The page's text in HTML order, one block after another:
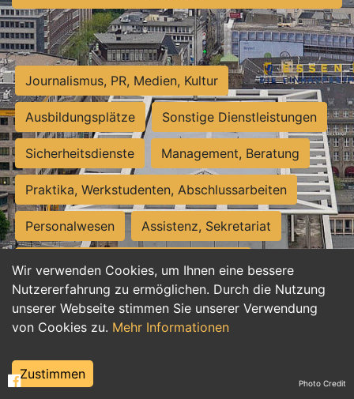
Wir verwenden Cookies, um Ihnen eine bessere
Nutzererfahrung zu ermöglichen. Durch die Nutzung
unserer Webseite stimmen Sie unserer Verwendung
von Cookies zu. Mehr Informationen
Zustimmen
Journalismus, PR, Medien, Kultur
Ausbildungsplätze Sonstige Dienstleistungen
Sicherheitsdienste Management, Beratung
Praktika, Werkstudenten, Abschlussarbeiten
Personalwesen Assistenz, Sekretariat
Hilfskräfte, Aushilfs- und Nebenjobs
Einkauf, Logistik, Materialwirtschaft
Weiterbildung, Studium, duale Ausbildung
Tourismus
Photo Credit